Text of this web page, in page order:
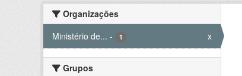
Organizações
Ministério de... - 1 x
Grupos